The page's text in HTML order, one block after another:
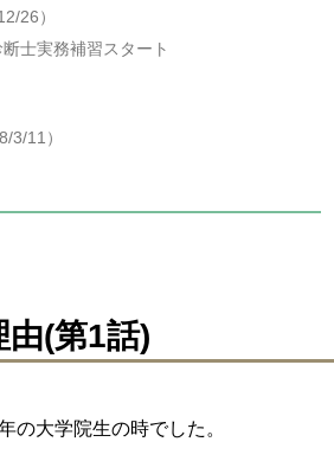
26）
士実務補習スタート
3/11）
(第1話)
の大学院生の時でした。